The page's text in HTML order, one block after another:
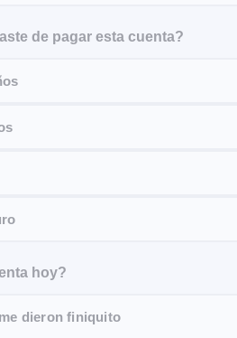
de pagar esta cuenta?
hoy?
dieron finiquito